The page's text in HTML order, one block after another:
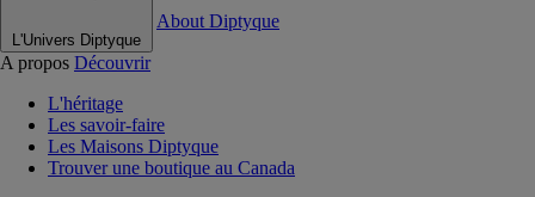
L'Univers Diptyque
About Diptyque
A propos Découvrir
L'héritage
Les savoir-faire
Les Maisons Diptyque
Trouver une boutique au Canada